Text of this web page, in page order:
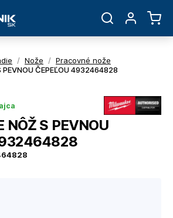
/ Nože / Pracovné nože
PEVNOU ČEPEĽOU 4932464828
NÔŽ S PEVNOU